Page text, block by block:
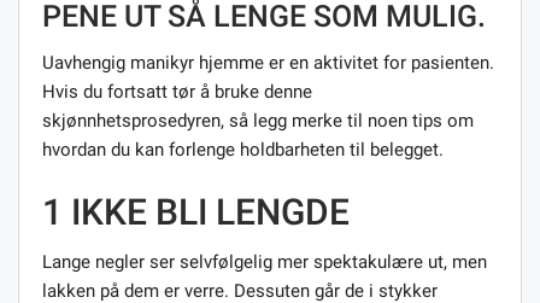
PENE UT SÅ LENGE SOM MULIG.
Uavhengig manikyr hjemme er en aktivitet for pasienten.
Hvis du fortsatt tør å bruke denne
skjønnhetsprosedyren, så legg merke til noen tips om
hvordan du kan forlenge holdbarheten til belegget.
1 IKKE BLI LENGDE
Lange negler ser selvfølgelig mer spektakulære ut, men
lakken på dem er verre. Dessuten går de i stykker